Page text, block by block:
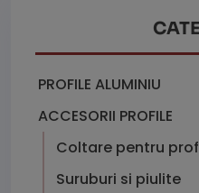
PROFILE ALUMINIU
ACCESORII PROFILE
Coltare pentru
Suruburi si piulite